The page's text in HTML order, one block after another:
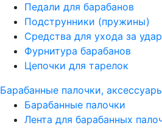
Педали для барабанов
Подструнники (пружины)
Средства для ухода за
Фурнитура барабанов
Цепочки для тарелок
Барабанные палочки,
Барабанные палочки
Лента для барабанных